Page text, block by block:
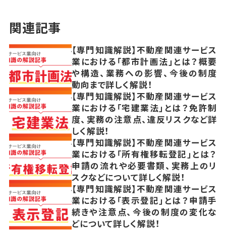
関連記事
【専門知識解説】不動産関連サービス
業における「都市計画法」とは？概要
や構造、業務への影響、今後の制度
動向まで詳しく解説！
【専門知識解説】不動産関連サービス
業における「宅建業法」とは？免許制
度、実務の注意点、違反リスクなど詳
しく解説！
【専門知識解説】不動産関連サービス
業における「所有権移転登記」とは？
申請の流れや必要書類、実務上のリ
スクなどについて詳しく解説！
【専門知識解説】不動産関連サービス
業における「表示登記」とは？申請手
続きや注意点、今後の制度の変化な
どについて詳しく解説！